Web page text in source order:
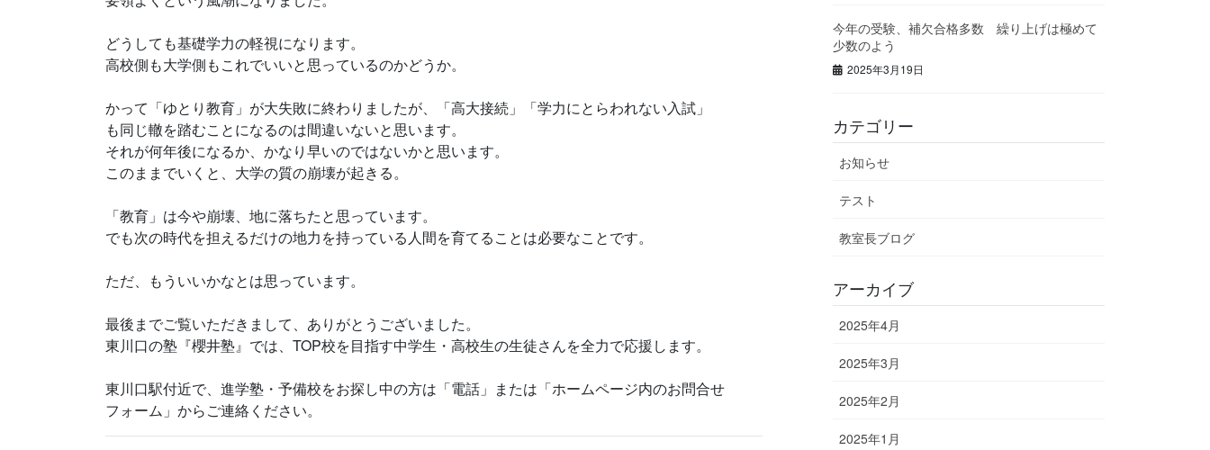
どうしても基礎学力の軽視になります。
高校側も大学側もこれでいいと思っているのかどうか。
かって「ゆとり教育」が大失敗に終わりましたが、「高大接続」「学力にとらわれない入試」
も同じ轍を踏むことになるのは間違いないと思います。
それが何年後になるか、かなり早いのではないかと思います。
このままでいくと、大学の質の崩壊が起きる。
「教育」は今や崩壊、地に落ちたと思っています。
でも次の時代を担えるだけの地力を持っている人間を育てることは必要なことです。
ただ、もういいかなとは思っています。
最後までご覧いただきまして、ありがとうございました。
東川口の塾『櫻井塾』では、TOP校を目指す中学生・高校生の生徒さんを全力で応援します。
東川口駅付近で、進学塾・予備校をお探し中の方は「電話」または「ホームページ内のお問合せ
フォーム」からご連絡ください。
今年の受験、補欠合格多数 繰り上げは極めて
少数のよう
2025年3月19日
カテゴリー
お知らせ
テスト
教室長ブログ
アーカイブ
2025年4月
2025年3月
2025年2月
2025年1月